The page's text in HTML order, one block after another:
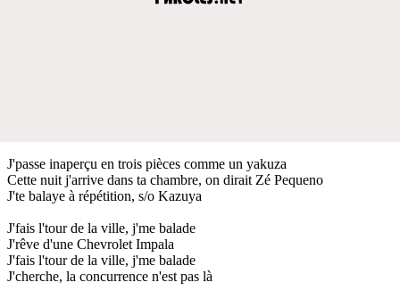
J'passe inaperçu en trois pièces comme un yakuza
Cette nuit j'arrive dans ta chambre, on dirait Zé Pequeno
J'te balaye à répétition, s/o Kazuya
J'fais l'tour de la ville, j'me balade
J'rêve d'une Chevrolet Impala
J'fais l'tour de la ville, j'me balade
J'cherche, la concurrence n'est pas là